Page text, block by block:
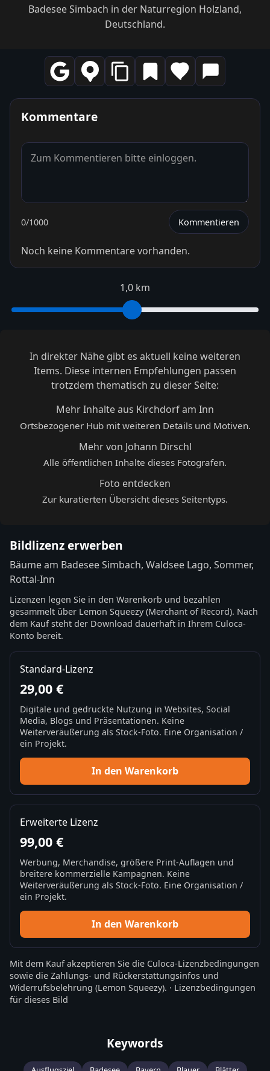
Badesee Simbach in der Naturregion Holzland,
Deutschland.
Kommentare
0/1000 Kommentieren
Noch keine Kommentare vorhanden.
1,0 km
In direkter Nähe gibt es aktuell keine weiteren
Items. Diese internen Empfehlungen passen
trotzdem thematisch zu dieser Seite:
Mehr Inhalte aus Kirchdorf am Inn
Ortsbezogener Hub mit weiteren Details und Motiven.
Mehr von Johann Dirschl
Alle öffentlichen Inhalte dieses Fotografen.
Foto entdecken
Zur kuratierten Übersicht dieses Seitentyps.
Bildlizenz erwerben
Bäume am Badesee Simbach, Waldsee Lago, Sommer,
Rottal-Inn
Lizenzen legen Sie in den Warenkorb und bezahlen
gesammelt über Lemon Squeezy (Merchant of Record). Nach
dem Kauf steht der Download dauerhaft in Ihrem Culoca-
Konto bereit.
Standard-Lizenz
29,00 €
Digitale und gedruckte Nutzung in Websites, Social
Media, Blogs und Präsentationen. Keine
Weiterveräußerung als Stock-Foto. Eine Organisation /
ein Projekt.
In den Warenkorb
Erweiterte Lizenz
99,00 €
Werbung, Merchandise, größere Print-Auflagen und
breitere kommerzielle Kampagnen. Keine
Weiterveräußerung als Stock-Foto. Eine Organisation /
ein Projekt.
In den Warenkorb
Mit dem Kauf akzeptieren Sie die Culoca-Lizenzbedingungen
sowie die Zahlungs- und Rückerstattungsinfos und
Widerrufsbelehrung (Lemon Squeezy). · Lizenzbedingungen
für dieses Bild
Keywords